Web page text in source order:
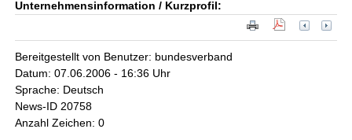
Unternehmensinformation / Kurzprofil:
Bereitgestellt von Benutzer: bundesverband
Datum: 07.06.2006 - 16:36 Uhr
Sprache: Deutsch
News-ID 20758
Anzahl Zeichen: 0